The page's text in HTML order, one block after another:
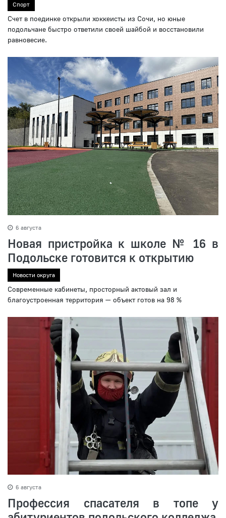
Спорт
Счет в поединке открыли хоккеисты из Сочи, но юные
подольчане быстро ответили своей шайбой и восстановили
равновесие.
6 августа
Новая пристройка к школе № 16 в
Подольске готовится к открытию
Новости округа
Современные кабинеты, просторный актовый зал и
благоустроенная территория — объект готов на 98 %
6 августа
Профессия спасателя в топе у